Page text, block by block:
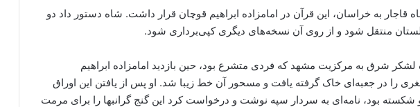
قاجار به خراسان، این قرآن در امامزاده ابراهیم قوچان قرار داشت. شاه دستور داد دو
منتقل شود و از روی آن نسخه‌های دیگری کپی‌برداری شود.
لشکر شرق به مرکزیت مشهد که فردی متشرع بود، حین بازدید امامزاده ابراهیم
بایسنغری را در جعبه‌ای خاک گرفته یافت و مسحور آن خط زیبا شد. او پس از یافتن این اوراق
شکسته بود، نامه‌ای به سردار سپه نوشت و درخواست کرد این گنج گرانبها را برای مرمت